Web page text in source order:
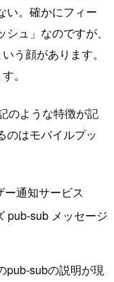
い。確かにフィー
ュ」なのですが、
う顔があります。
。
のような特徴が記
のはモバイルプッ
通知サービス
pub-sub メッセージ
pub-subの説明が現